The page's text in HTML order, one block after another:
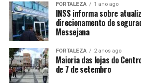
FORTALEZA 1 ano ago
INSS informa sobre
direcionamento de
Messejana
FORTALEZA 2 anos ago
Maioria das lojas do
de 7 de setembro